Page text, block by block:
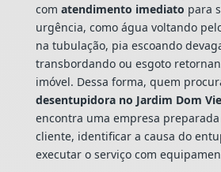
com atendimento imediato para
urgência, como água voltando
na tubulação, pia escoando
transbordando ou esgoto
imóvel. Dessa forma, quem
desentupidora no Jardim Dom
encontra uma empresa
cliente, identificar a causa do
executar o serviço com